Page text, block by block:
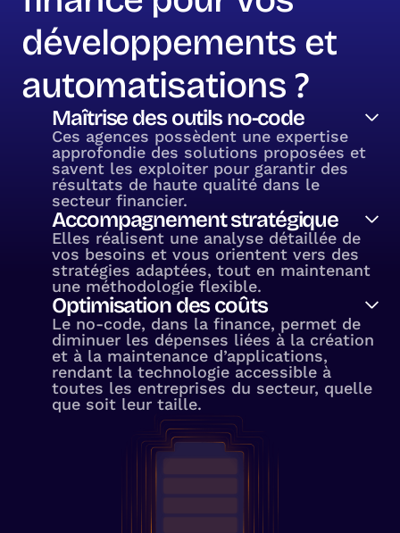
développements et
automatisations ?
Maîtrise des outils no-code
Ces agences possèdent une expertise
approfondie des solutions proposées et
savent les exploiter pour garantir des
résultats de haute qualité dans le
secteur financier.
Accompagnement stratégique
Elles réalisent une analyse détaillée de
vos besoins et vous orientent vers des
stratégies adaptées, tout en maintenant
une méthodologie flexible.
Optimisation des coûts
Le no-code, dans la finance, permet de
diminuer les dépenses liées à la création
et à la maintenance d’applications,
rendant la technologie accessible à
toutes les entreprises du secteur, quelle
que soit leur taille.